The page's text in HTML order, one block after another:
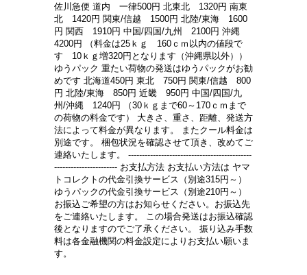
佐川急便 道内 一律500円 北東北 1320円 南東
北 1420円 関東/信越 1500円 北陸/東海 1600
円 関西 1910円 中国/四国/九州 2100円 沖縄
4200円 （料金は25ｋｇ 160ｃｍ以内の値段で
す 10ｋｇ増320円となります（沖縄県以外））
ゆうパック 重たい荷物の発送はゆうパックがお勧
めです 北海道450円 東北 750円 関東/信越 800
円 北陸/東海 850円 近畿 950円 中国/四国/九
州/沖縄 1240円 （30ｋｇまで60～170ｃｍまで
の荷物の料金です） 大きさ、重さ、距離、発送方
法によって料金が異なります。 またクール料金は
別途です。 梱包状況を確認させて頂き、改めてご
連絡いたします。 ---------------------------------------------
----------------------- お支払方法 お支払い方法は ヤマ
トコレクトの代金引換サービス（別途315円～）
ゆうパックの代金引換サービス（別途210円～）
お振込ご希望の方はお知らせください。お振込先
をご連絡いたします。 この場合発送はお振込確認
後となりますのでご了承ください。 振り込み手数
料は各金融機関の料金設定によりお支払い願いま
す。